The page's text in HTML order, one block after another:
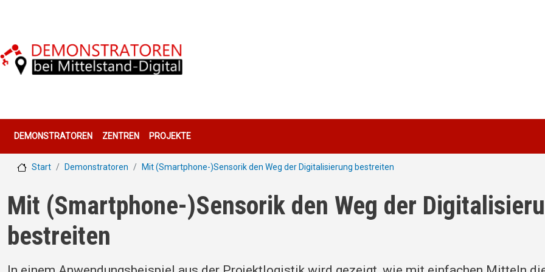
Hauptnavigation
DEMONSTRATOREN ZENTREN PROJEKTE
Start Demonstratoren Mit (Smartphone-)Sensorik den Weg der Digitalisierung bestreiten
Mit (Smartphone-)Sensorik den Weg der
bestreiten